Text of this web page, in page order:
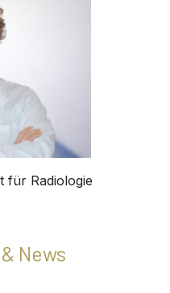
für Radiologie
News